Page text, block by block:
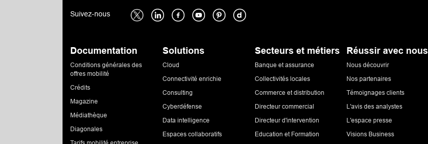
Suivez-nous
Documentation
Conditions générales des
offres mobilité
Crédits
Magazine
Médiathèque
Diagonales
Solutions
Cloud
Connectivité enrichie
Consulting
Cyberdéfense
Data intelligence
Espaces collaboratifs
Secteurs et métiers
Banque et assurance
Collectivités locales
Commerce et distribution
Directeur commercial
Directeur d'intervention
Education et Formation
Réussir avec nous
Nous découvrir
Nos partenaires
Témoignages clients
L'avis des analystes
L'espace presse
Visions Business